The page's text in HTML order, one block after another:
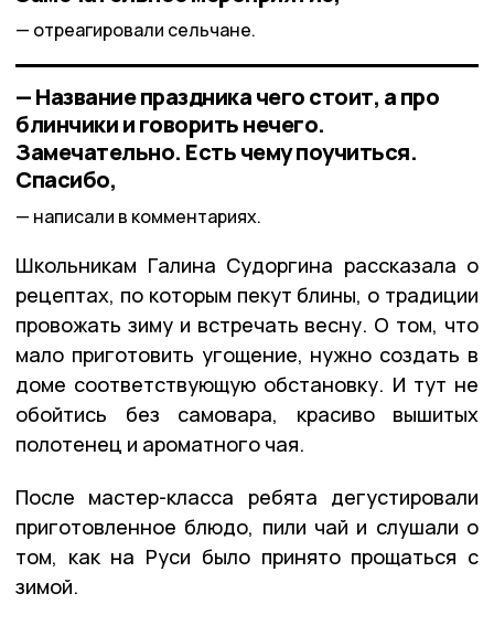
отреагировали сельчане.
— Название праздника чего стоит, а про
блинчики и говорить нечего.
Замечательно. Есть чему поучиться.
Спасибо,
написали в комментариях.
Школьникам Галина Судоргина рассказала о
рецептах, по которым пекут блины, о традиции
провожать зиму и встречать весну. О том, что
мало приготовить угощение, нужно создать в
доме соответствующую обстановку. И тут не
обойтись без самовара, красиво вышитых
полотенец и ароматного чая.
После мастер-класса ребята дегустировали
приготовленное блюдо, пили чай и слушали о
том, как на Руси было принято прощаться с
зимой.